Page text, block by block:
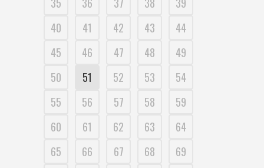
35
36 37 38
39
40
41 42 43
44
45
46 47 48
49
50
51 52 53
54
55
56 57 58
59
60
61 62 63
64
65
66 67 68
69